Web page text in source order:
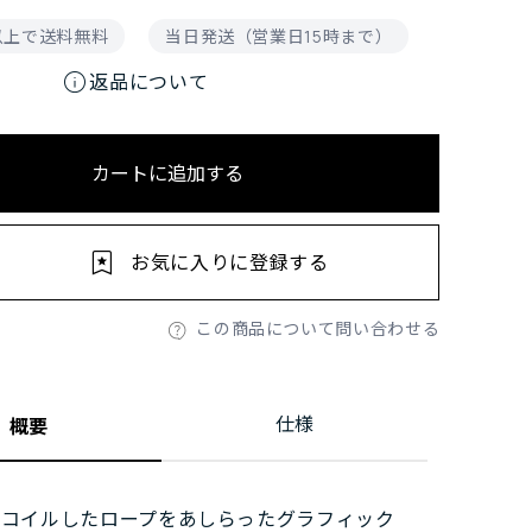
で送料無料 当日発送（営業日15時まで）
info返品について
カートに追加する
この商品について問い合わせる
お気に入りに登録する
概要 仕様
イルしたロープをあしらったグラフィック